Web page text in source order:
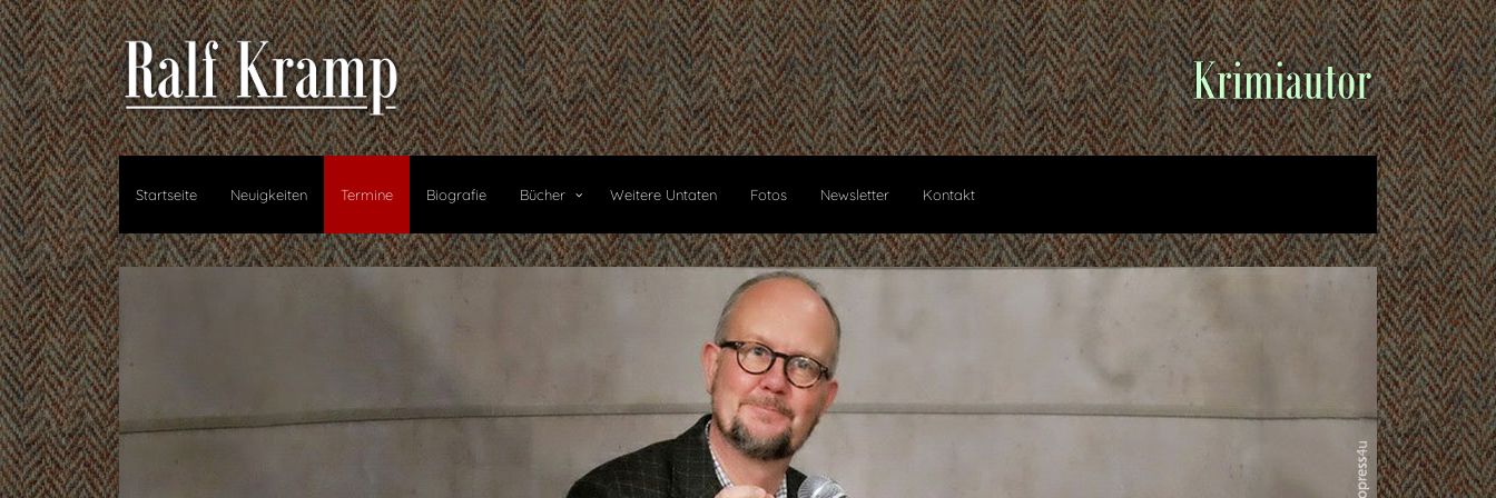
Startseite Neuigkeiten Termine Biografie Bücher Weitere Untaten Fotos Newsletter Kontakt